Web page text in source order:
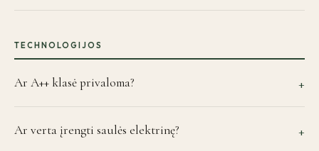
TECHNOLOGIJOS
Ar A++ klasė privaloma? +
Ar verta įrengti saulės elektrinę? +